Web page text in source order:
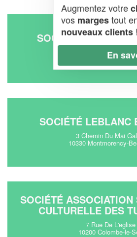
SOCIÉTÉ GELIS
Rue De La Vallee Du
10200 Dolancourt
SOCIÉTÉ LEBLANC
3 Chemin Du Mai
10330 Montmorency-
SOCIÉTÉ
CULTURELLE DES
7 Rue De L'eglise
10200 Colombe-le-
Augmentez votre
vos margestout
nouveaux clients !
En